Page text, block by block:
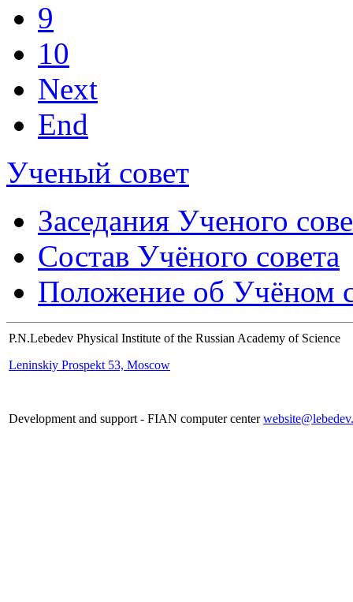
9
10
Next
End
Ученый совет
Заседания Ученого
Состав Учёного совета
Положение об Учёном
P.N.Lebedev Physical Institute of the Russian Academy of Science
Leninskiy Prospekt 53, Moscow
Development and support - FIAN computer center